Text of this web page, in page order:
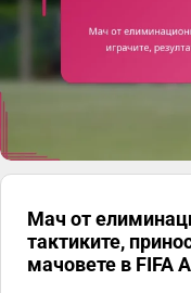
Мач от
тактиките,
мачовете в FIFA